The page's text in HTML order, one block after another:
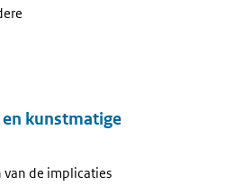
kunstmatige
de implicaties